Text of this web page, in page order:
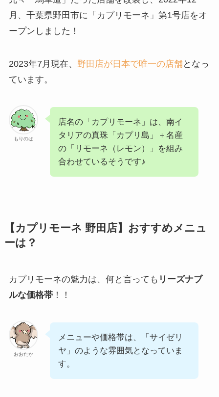
月、千葉県野田市に「カプリモーネ」第1号店をオ
ープンしました！
2023年7月現在、 野田店が日本で唯一の店舗 となっ
ています。
もりのは
店名の「カプリモーネ」は、南イ
タリアの真珠「カプリ島」＋名産
の「リモーネ（レモン）」を組み
合わせているそうです♪
【カプリモーネ 野田店】おすすめメニュ
ーは？
カプリモーネの魅力は、何と言っても リーズナブ
ルな価格帯！！
おおたか
メニューや価格帯は、「サイゼリ
ヤ」のような雰囲気となっていま
す。